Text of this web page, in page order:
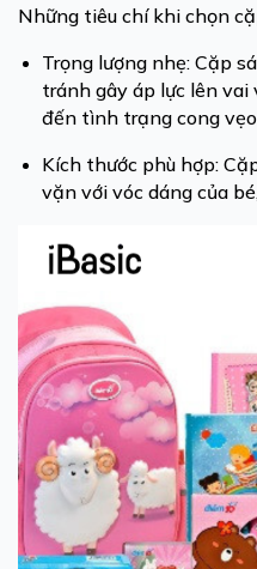
Những tiêu chí khi chọn
Trọng lượng nhẹ: Cặp
tránh gây áp lực lên vai
đến tình trạng cong
Kích thước phù hợp:
vặn với vóc dáng của